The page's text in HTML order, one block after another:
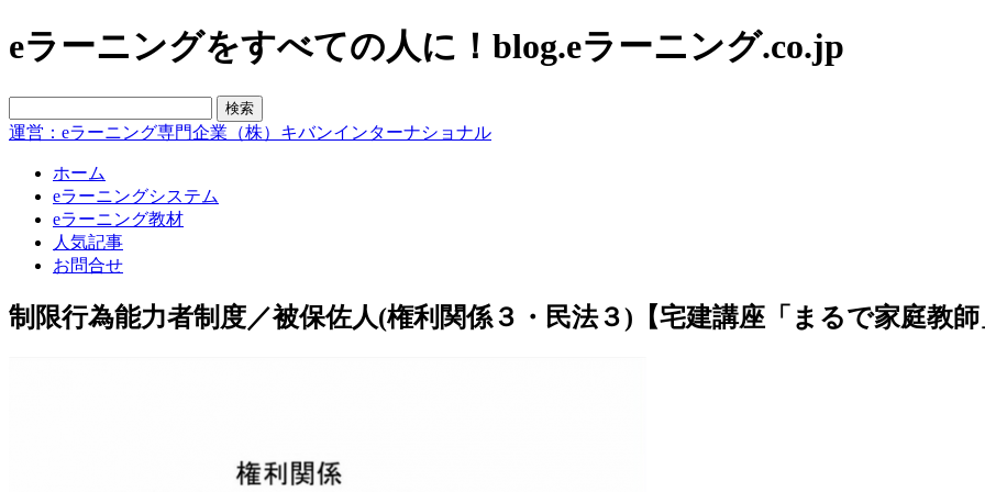
eラーニングをすべての人に！blog.eラーニング.co.jp
運営：eラーニング専門企業（株）キバンインターナショナル
ホーム
eラーニングシステム
eラーニング教材
人気記事
お問合せ
制限行為能力者制度／被保佐人(権利関係３・民法３)【宅建講座「まるで家庭教